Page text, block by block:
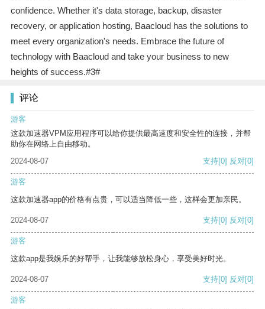
confidence. Whether it's data storage, backup, disaster
recovery, or application hosting, Baacloud has the solutions to
meet every organization's needs. Embrace the future of
technology with Baacloud and take your business to new
heights of success.#3#
评论
游客
这款加速器VPM应用程序可以给你提供最高速度和安全性的连接，并帮
助你在网络上自由移动。
2024-08-07
支持[0] 反对[0]
游客
这款加速器app的价格有点贵，可以适当降低一些，这样会更加亲民。
2024-08-07 支持[0] 反对[0]
游客
这款app是我娱乐的好帮手，让我能够放松身心，享受美好时光。
2024-08-07 支持[0] 反对[0]
游客